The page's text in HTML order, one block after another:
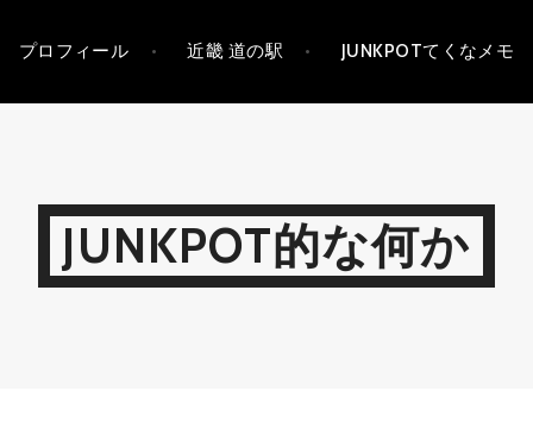
プロフィール 近畿 道の駅 JUNKPOTてくなメモ
JUNKPOT的な何か